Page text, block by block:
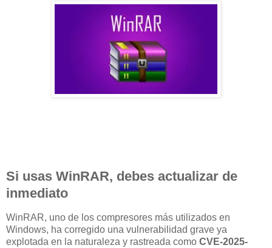
Si usas WinRAR, debes actualizar de
inmediato
WinRAR, uno de los compresores más utilizados en
Windows, ha corregido una vulnerabilidad grave ya
explotada en la naturaleza y rastreada como CVE-2025-